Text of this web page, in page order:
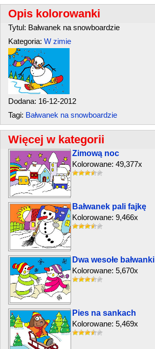
Opis kolorowanki
Tytul: Bałwanek na snowboardzie
Kategoria: W zimie
Dodana: 16-12-2012
Tagi: Bałwanek na snowboardzie
Więcej w kategorii
Zimową noc
Kolorowane: 49,377x
Bałwanek pali fajkę
Kolorowane: 9,466x
Dwa wesołe bałwanki
Kolorowane: 5,670x
Pies na sankach
Kolorowane: 5,469x